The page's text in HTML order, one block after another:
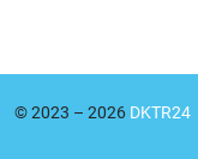
© 2023 – 2026 DKTR24